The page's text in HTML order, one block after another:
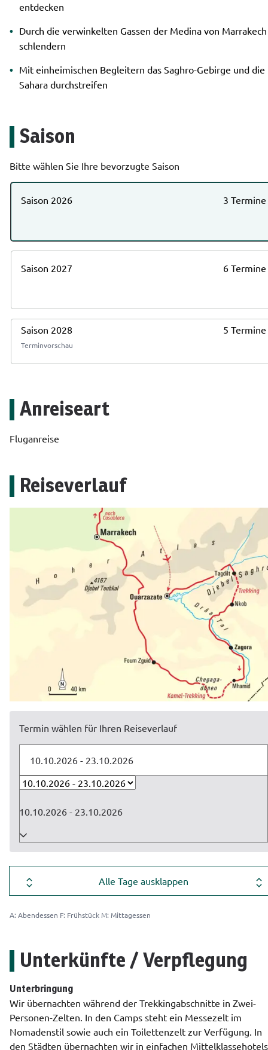
entdecken
Durch die verwinkelten Gassen der Medina von Marrakech
schlendern
Mit einheimischen Begleitern das Saghro-Gebirge und die
Sahara durchstreifen
Saison
Bitte wählen Sie Ihre bevorzugte Saison
Saison 2026 3 Termine
Saison 2027 6 Termine
Saison 2028 5 Termine
Terminvorschau
Anreiseart
Fluganreise
Reiseverlauf
Termin wählen für Ihren Reiseverlauf
10.10.2026 - 23.10.2026
Alle Tage ausklappen
A: Abendessen F: FrühstückM: Mittagessen
Unterkünfte / Verpflegung
Unterbringung
Wir übernachten während der Trekkingabschnitte in Zwei-
Personen-Zelten. In den Camps steht ein Messezelt im
Nomadenstil sowie auch ein Toilettenzelt zur Verfügung. In
den Städten übernachten wir in einfachen